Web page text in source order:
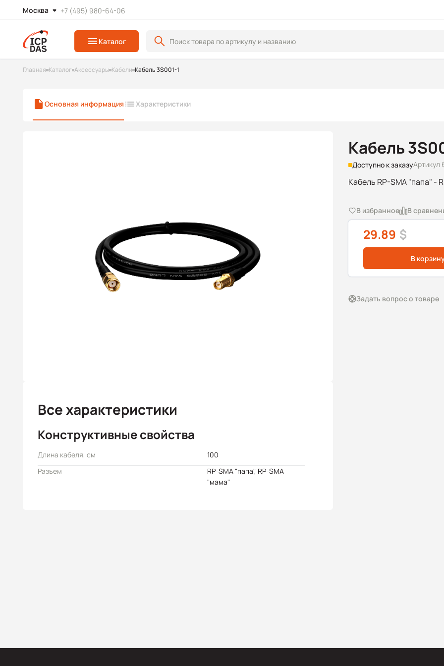
Москва +7 (495) 980-64-06
Каталог
Главная Каталог Аксессуары Кабели Кабель 3S001-1
Основная информация Характеристики
Кабель
Доступно к заказуАртикул
Кабель RP-SMA "папа" -
В избранное В
29.89 $
В
Задать вопрос о товаре
Все характеристики
Конструктивные свойства
Длина кабеля, см
100
Разъем
RP-SMA "папа", RP-SMA
"мама"